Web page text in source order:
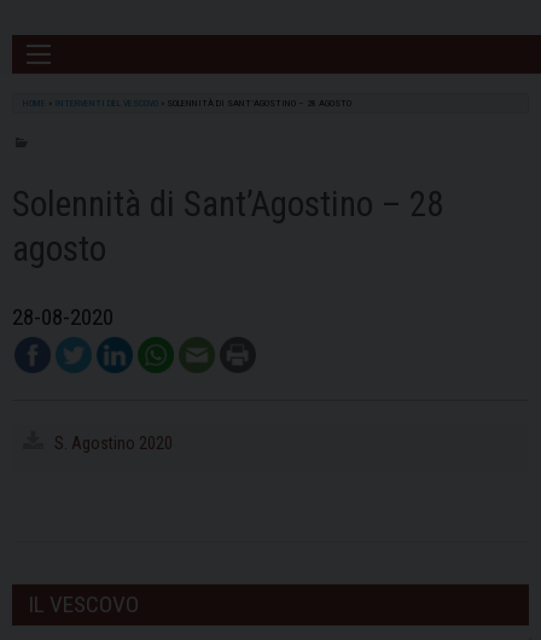
HOME INTERVENTI DEL VESCOVO SOLENNITÀ DI SANT’AGOSTINO – 28 AGOSTO
Solennità di Sant’Agostino – 28
agosto
28-08-2020
S. Agostino 2020
IL VESCOVO